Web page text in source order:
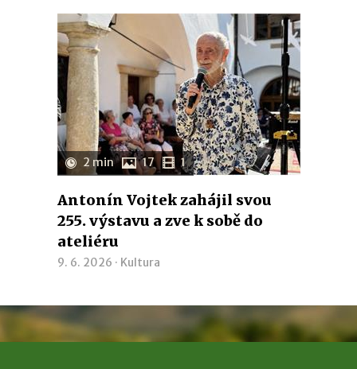
2 min 17 1
Antonín Vojtek zahájil svou
255. výstavu a zve k sobě do
ateliéru
9. 6. 2026 · Kultura